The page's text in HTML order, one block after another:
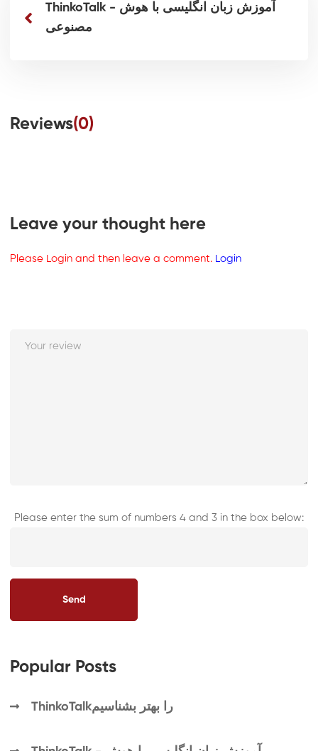
ThinkoTalk - آموزش زبان انگلیسی با هوش
مصنوعی
Reviews(0)
Leave your thought here
Please Login and then leave a comment. Login
Please enter the sum of numbers 4 and 3 in the box below:
Popular Posts
ThinkoTalkرا بهتر بشناسیم